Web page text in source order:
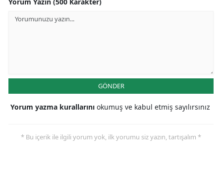
Yorum Yazın (500 Karakter)
GÖNDER
Yorum yazma kurallarını okumuş ve kabul etmiş sayılırsınız
* Bu içerik ile ilgili yorum yok, ilk yorumu siz yazın, tartışalım *